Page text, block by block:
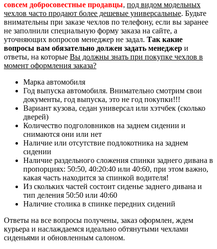
совсем добросовестные продавцы, под видом модельных
чехлов часто продают более дешевые универсальные. Будьте
внимательны при заказе чехлов по телефону, если вы заранее
не заполнили специальную форму заказа на сайте, а
уточняющих вопросов менеджер не задал. Так какие
вопросы вам обязательно должен задать менеджер и
ответы, на которые Вы должны знать при покупке чехлов в
момент оформления заказа?
Марка автомобиля
Год выпуска автомобиля. Внимательно смотрим свои
документы, год выпуска, это не год покупки!!!
Вариант кузова, седан универсал или хэтчбек (сколько
дверей)
Количество подголовников на заднем сидении и
снимаются они или нет
Наличие или отсутствие подлокотника на заднем
сидении
Наличие раздельного сложения спинки заднего дивана в
пропорциях: 50:50, 40:20:40 или 40:60, при этом важно,
какая часть находится за спинкой водителя!
Из скольких частей состоит сиденье заднего дивана и
тип деления 50:50 или 40:60
Наличие столика в спинке передних сидений
Ответы на все вопросы получены, заказ оформлен, ждем
курьера и наслаждаемся идеально обтянутыми чехлами
сиденьями и обновленным салоном.